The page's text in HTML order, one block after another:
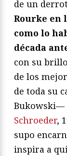
de un
Rourke en
como lo
década
con su
de los
de toda su
Bukowski—
Schroeder,
supo
inspira a